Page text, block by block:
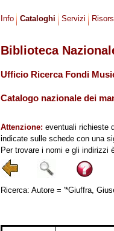
Info Cataloghi Servizi
Biblioteca
Ufficio Ricerca Fondi
Catalogo nazionale dei
Attenzione: eventuali richieste
indicate sulle schede con una
Per trovare i nomi e gli indirizzi
Ricerca: Autore = '*Giuffra,